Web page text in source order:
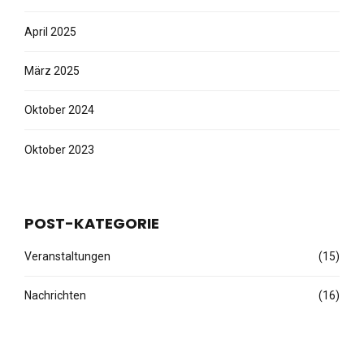
April 2025
März 2025
Oktober 2024
Oktober 2023
POST-KATEGORIE
Veranstaltungen (15)
Nachrichten (16)